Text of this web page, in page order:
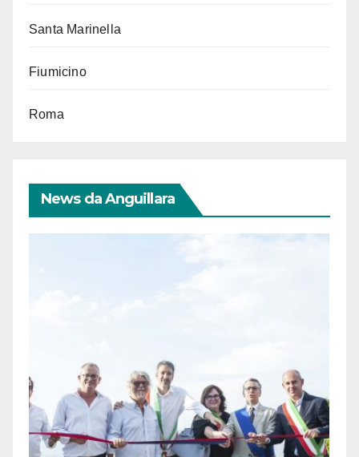
Santa Marinella
Fiumicino
Roma
News da Anguillara